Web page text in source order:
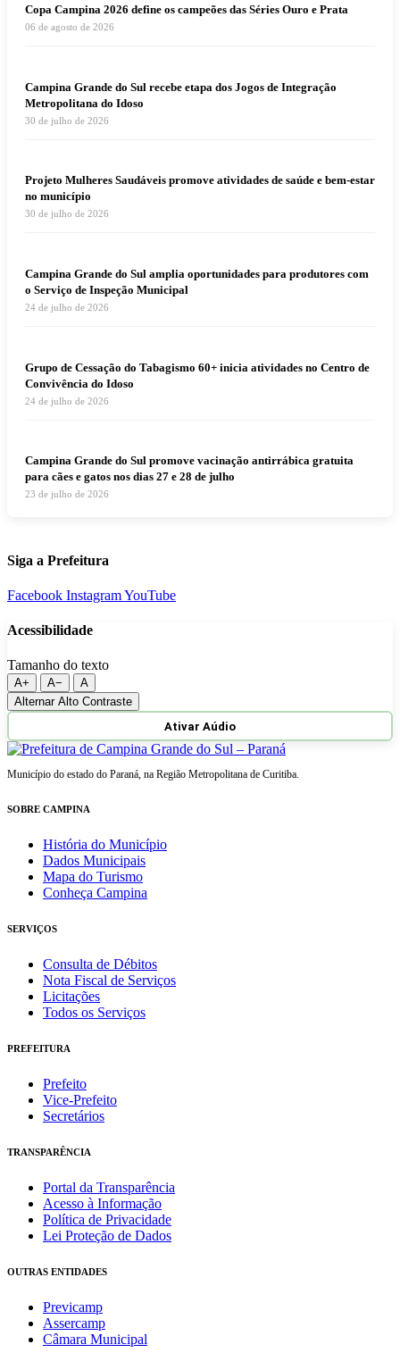
Copa Campina 2026 define os campeões das Séries Ouro e Prata
06 de agosto de 2026
Campina Grande do Sul recebe etapa dos Jogos de Integração
Metropolitana do Idoso
30 de julho de 2026
Projeto Mulheres Saudáveis promove atividades de saúde e bem-estar
no município
30 de julho de 2026
Campina Grande do Sul amplia oportunidades para produtores com
o Serviço de Inspeção Municipal
24 de julho de 2026
Grupo de Cessação do Tabagismo 60+ inicia atividades no Centro de
Convivência do Idoso
24 de julho de 2026
Campina Grande do Sul promove vacinação antirrábica gratuita
para cães e gatos nos dias 27 e 28 de julho
23 de julho de 2026
Siga a Prefeitura
Facebook InstagramYouTube
Acessibilidade
Tamanho do texto
A+ A−
A
Alternar Alto Contraste
Ativar Aúdio
Município do estado do Paraná, na Região Metropolitana de Curitiba.
SOBRE CAMPINA
História do Município
Dados Municipais
Mapa do Turismo
Conheça Campina
SERVIÇOS
Consulta de Débitos
Nota Fiscal de Serviços
Licitações
Todos os Serviços
PREFEITURA
Prefeito
Vice-Prefeito
Secretários
TRANSPARÊNCIA
Portal da Transparência
Acesso à Informação
Política de Privacidade
Lei Proteção de Dados
OUTRAS ENTIDADES
Previcamp
Assercamp
Câmara Municipal